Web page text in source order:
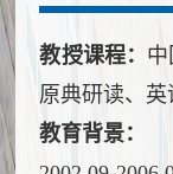
教授课程：
原典研读、
教育背景：